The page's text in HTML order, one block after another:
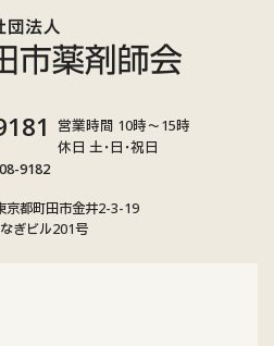
9182
営業時間 10時～15時
休日 土･日･祝日
都町田市金井2-3-19
ぎビル201号